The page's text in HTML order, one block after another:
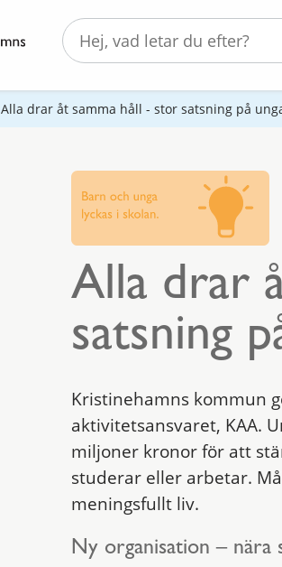
Alla drar åt samma håll - stor satsning på
Alla drar
satsning
Kristinehamns kommun
aktivitetsansvaret, KAA.
miljoner kronor för att
studerar eller arbetar.
meningsfullt liv.
Ny organisation – nära